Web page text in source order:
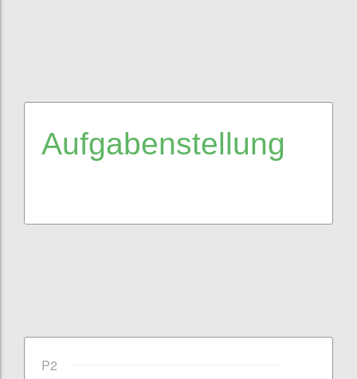
Aufgabenstellung
P2